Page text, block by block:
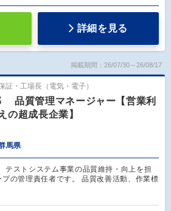
詳細を見る
掲載期間：26/07/30～26/08/17
証・工場長（電気・電子）
品質管理マネージャー【営業利
の超成長企業】
馬県
テストシステム事業の品質維持・向上を担
プの管理責任者です。 品質改善活動、作業標